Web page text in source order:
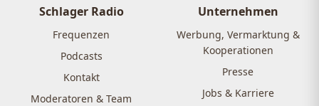
Schlager Radio
Frequenzen
Podcasts
Kontakt
Moderatoren & Team
Unternehmen
Werbung, Vermarktung &
Kooperationen
Presse
Jobs & Karriere